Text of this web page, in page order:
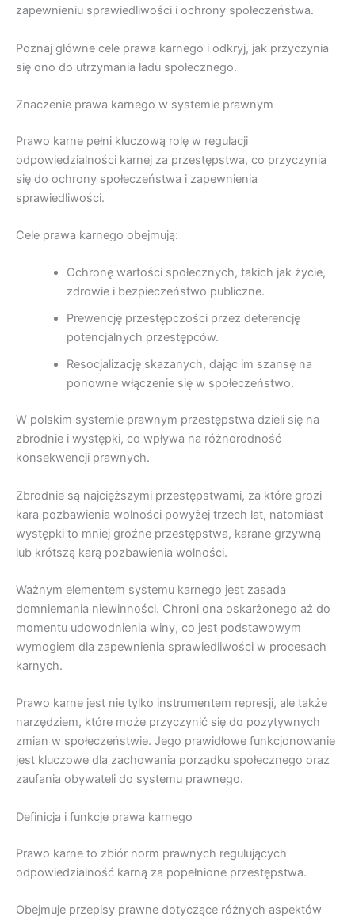
zapewnieniu sprawiedliwości i ochrony społeczeństwa.
Poznaj główne cele prawa karnego i odkryj, jak przyczynia
się ono do utrzymania ładu społecznego.
Znaczenie prawa karnego w systemie prawnym
Prawo karne pełni kluczową rolę w regulacji
odpowiedzialności karnej za przestępstwa, co przyczynia
się do ochrony społeczeństwa i zapewnienia
sprawiedliwości.
Cele prawa karnego obejmują:
Ochronę wartości społecznych, takich jak życie,
zdrowie i bezpieczeństwo publiczne.
Prewencję przestępczości przez deterencję
potencjalnych przestępców.
Resocjalizację skazanych, dając im szansę na
ponowne włączenie się w społeczeństwo.
W polskim systemie prawnym przestępstwa dzieli się na
zbrodnie i występki, co wpływa na różnorodność
konsekwencji prawnych.
Zbrodnie są najcięższymi przestępstwami, za które grozi
kara pozbawienia wolności powyżej trzech lat, natomiast
występki to mniej groźne przestępstwa, karane grzywną
lub krótszą karą pozbawienia wolności.
Ważnym elementem systemu karnego jest zasada
domniemania niewinności. Chroni ona oskarżonego aż do
momentu udowodnienia winy, co jest podstawowym
wymogiem dla zapewnienia sprawiedliwości w procesach
karnych.
Prawo karne jest nie tylko instrumentem represji, ale także
narzędziem, które może przyczynić się do pozytywnych
zmian w społeczeństwie. Jego prawidłowe funkcjonowanie
jest kluczowe dla zachowania porządku społecznego oraz
zaufania obywateli do systemu prawnego.
Definicja i funkcje prawa karnego
Prawo karne to zbiór norm prawnych regulujących
odpowiedzialność karną za popełnione przestępstwa.
Obejmuje przepisy prawne dotyczące różnych aspektów